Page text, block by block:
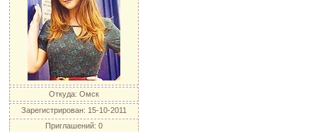
Откуда: Омск
Зарегистрирован: 15-10-2011
Приглашений: 0